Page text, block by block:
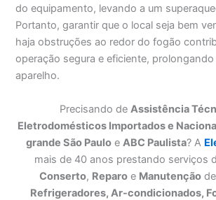
do equipamento, levando a um
Portanto, garantir que o local seja bem
haja obstruções ao redor do fogão
operação segura e eficiente,
aparelho.
Precisando de Assistência
Eletrodomésticos Importados e
grande São Paulo e ABC Paulista? A
mais de 40 anos prestando serviços
Conserto, Reparo e Manutenção de
Refrigeradores, Ar-condicionados,